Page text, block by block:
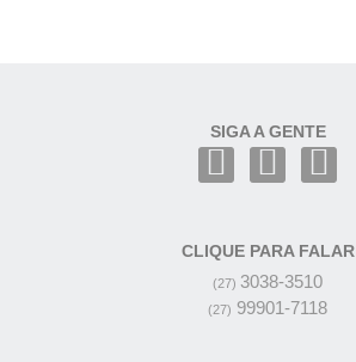
SIGA A GENTE
CLIQUE PARA FALAR
(27) 3038-3510
(27) 99901-7118